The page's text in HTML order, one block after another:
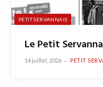
PETIT SERVANNAIS
Le Petit
14 juillet, 2026 PETIT